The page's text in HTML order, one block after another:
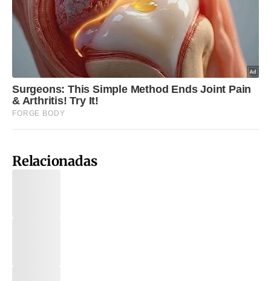
Relacionadas